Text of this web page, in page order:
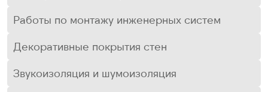
Работы по монтажу инженерных систем
Декоративные покрытия стен
Звукоизоляция и шумоизоляция